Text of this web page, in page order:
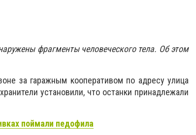
фрагменты человеческого тела. Об этом
за гаражным кооперативом по адресу улица
установили, что останки принадлежали
поймали педофила